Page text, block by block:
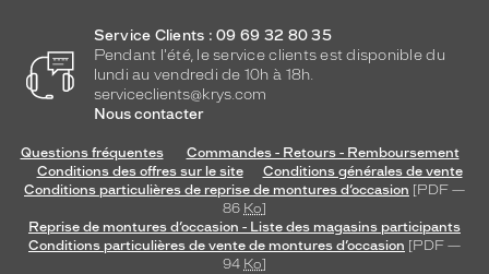
Service Clients : 09 69 32 80 35
Pendant l'été, le service clients est disponible du
lundi au vendredi de 10h à 18h.
serviceclients@krys.com
Nous contacter
Questions fréquentes
Commandes - Retours - Remboursement
Conditions des offres sur le site
Conditions générales de vente
Conditions particulières de reprise de montures d’occasion [PDF —
86 Ko]
Reprise de montures d’occasion - Liste des magasins participants
Conditions particulières de vente de montures d’occasion [PDF —
94 Ko]